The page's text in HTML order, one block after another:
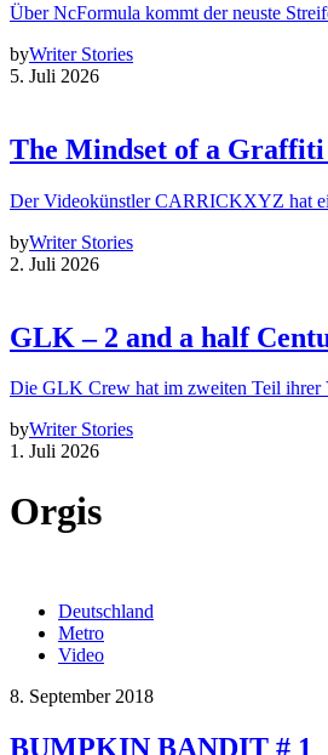
Über NcFormula kommt der neuste
byWriter Stories
5. Juli 2026
The Mindset of a
Der Videokünstler CARRICKXYZ hat
byWriter Stories
2. Juli 2026
GLK – 2 and a half
Die GLK Crew hat im zweiten Teil ihrer
byWriter Stories
1. Juli 2026
Orgis
Deutschland
Metro
Video
8. September 2018
BUMPKIN BANDIT # 1